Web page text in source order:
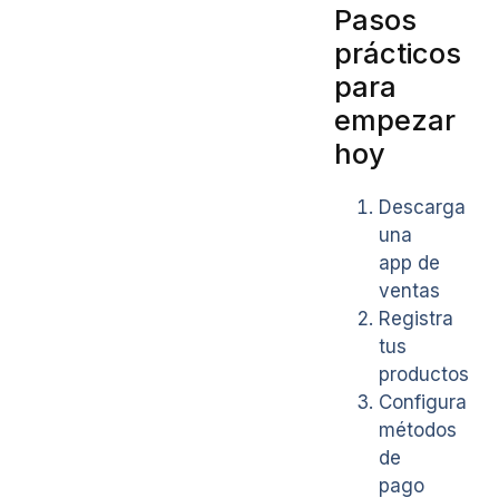
Pasos
prácticos
para
empezar
hoy
Descarga
una
app de
ventas
Registra
tus
productos
Configura
métodos
de
pago